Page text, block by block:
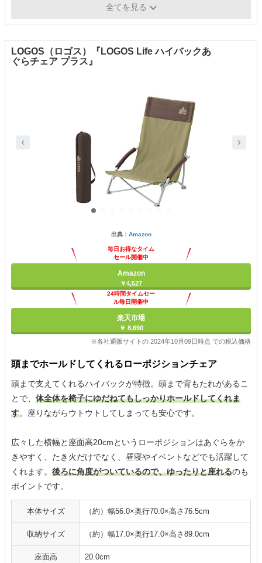
約3.1kg全てを見る
LOGOS（ロゴス）『LOGOS Life ハイバックあ
ぐらチェア プラス』
出典： Amazon
毎日お得なタイム
セール開催中
Amazon
￥4,527
24時間タイムセー
ル毎日開催中
楽天市場
￥ 8,690
※各社通販サイトの 2024年10月09日時点 での税込価格
頭までホールドしてくれるローポジションチェア
頭まで支えてくれるハイバックが特徴。頭まで背もたれがあるこ
とで、 体全体を椅子にゆだねてもしっかりホールドしてくれま
す。座りながらウトウトしてしまっても安心です。
広々した横幅と座面高20cmというローポジションはあぐらをか
きやすく、たき火だけでなく、昼寝やイベントなどでも活躍して
くれます。 後ろに角度がついているので、ゆったりと座れるのも
ポイントです。
本体サイズ （約）幅56.0×奥行70.0×高さ76.5cm
収納サイズ （約）幅17.0×奥行17.0×高さ89.0cm
座面高 20.0cm